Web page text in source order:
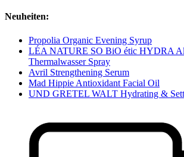
Neuheiten:
Propolia Organic Evening Syrup
LÉA NATURE SO BiO étic HYDRA
Thermalwasser Spray
Avril Strengthening Serum
Mad Hippie Antioxidant Facial Oil
UND GRETEL WALT Hydrating &